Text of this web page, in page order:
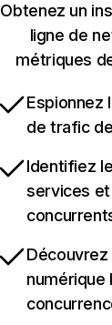
Obtenez un
ligne de
métriques
Espionnez
de trafic
Identifiez
services
numérique